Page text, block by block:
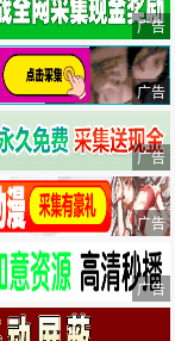
广告
广告
广告
广告
广告